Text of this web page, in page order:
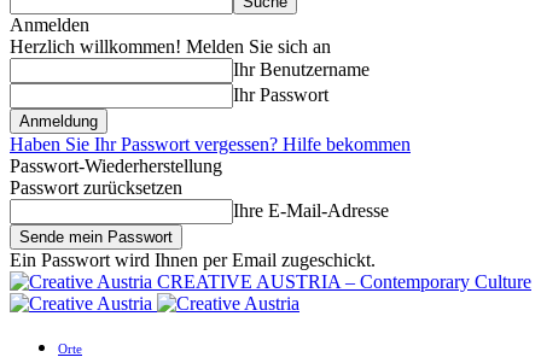
Anmelden
Herzlich willkommen! Melden Sie sich an
Ihr Benutzername
Ihr Passwort
Haben Sie Ihr Passwort vergessen? Hilfe bekommen
Passwort-Wiederherstellung
Passwort zurücksetzen
Ihre E-Mail-Adresse
Ein Passwort wird Ihnen per Email zugeschickt.
CREATIVE AUSTRIA – Contemporary Culture
Orte